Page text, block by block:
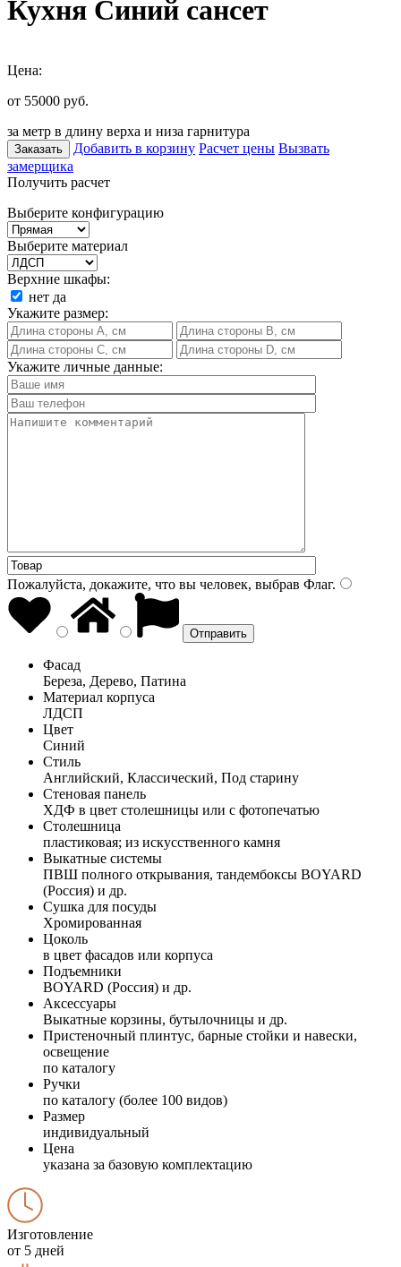
Кухня Синий сансет
Цена:
от 55000 руб.
за метр в длину верха и низа гарнитура
Заказать Добавить в корзину Расчет цены Вызвать
замерщика
Получить расчет
Выберите конфигурацию
Выберите материал
Верхние шкафы:
нет да
Укажите размер:
Укажите личные данные:
Пожалуйста, докажите, что вы человек, выбрав Флаг.
Фасад
Береза, Дерево, Патина
Материал корпуса
ЛДСП
Цвет
Синий
Стиль
Английский, Классический, Под старину
Стеновая панель
ХДФ в цвет столешницы или с фотопечатью
Столешница
пластиковая; из искусственного камня
Выкатные системы
ПВШ полного открывания, тандембоксы BOYARD
(Россия) и др.
Сушка для посуды
Хромированная
Цоколь
в цвет фасадов или корпуса
Подъемники
BOYARD (Россия) и др.
Аксессуары
Выкатные корзины, бутылочницы и др.
Пристеночный плинтус, барные стойки и навески,
освещение
по каталогу
Ручки
по каталогу (более 100 видов)
Размер
индивидуальный
Цена
указана за базовую комплектацию
Изготовление
от 5 дней